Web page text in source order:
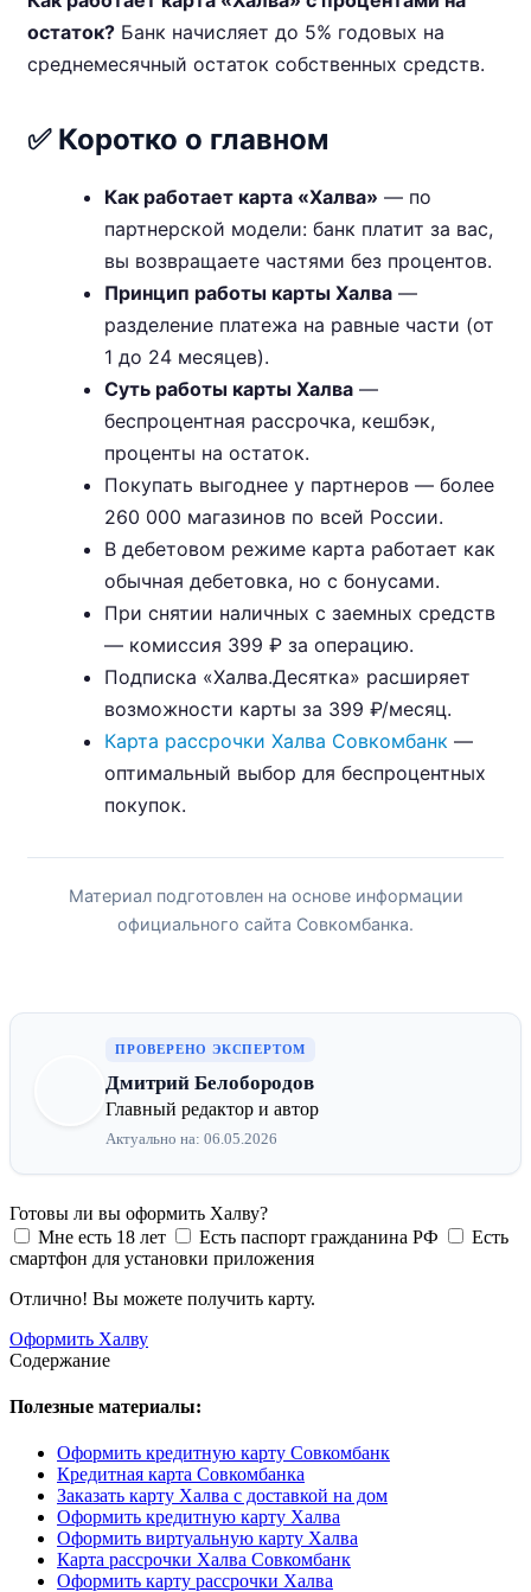
остаток? Банк начисляет до 5% годовых на
среднемесячный остаток собственных средств.
✅ Коротко о главном
Как работает карта «Халва» — по
партнерской модели: банк платит за вас,
вы возвращаете частями без процентов.
Принцип работы карты Халва —
разделение платежа на равные части (от
1 до 24 месяцев).
Суть работы карты Халва —
беспроцентная рассрочка, кешбэк,
проценты на остаток.
Покупать выгоднее у партнеров — более
260 000 магазинов по всей России.
В дебетовом режиме карта работает как
обычная дебетовка, но с бонусами.
При снятии наличных с заемных средств
— комиссия 399 ₽ за операцию.
Подписка «Халва.Десятка» расширяет
возможности карты за 399 ₽/месяц.
Карта рассрочки Халва Совкомбанк —
оптимальный выбор для беспроцентных
покупок.
Материал подготовлен на основе информации
официального сайта Совкомбанка.
ПРОВЕРЕНО ЭКСПЕРТОМ
Дмитрий Белобородов
Главный редактор и автор
Актуально на: 06.05.2026
Готовы ли вы оформить Халву?
Мне есть 18 лет
Есть паспорт гражданина РФ
Есть
смартфон для установки приложения
Отлично! Вы можете получить карту.
Оформить Халву
Содержание
Полезные материалы:
Оформить кредитную карту Совкомбанк
Кредитная карта Совкомбанка
Заказать карту Халва с доставкой на дом
Оформить кредитную карту Халва
Оформить виртуальную карту Халва
Карта рассрочки Халва Совкомбанк
Оформить карту рассрочки Халва